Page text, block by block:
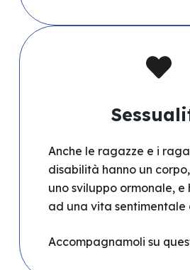
Anche le ragazze e i
disabilità hanno un
uno sviluppo ormonale,
ad una vita sentimentale
Accompagnamoli su